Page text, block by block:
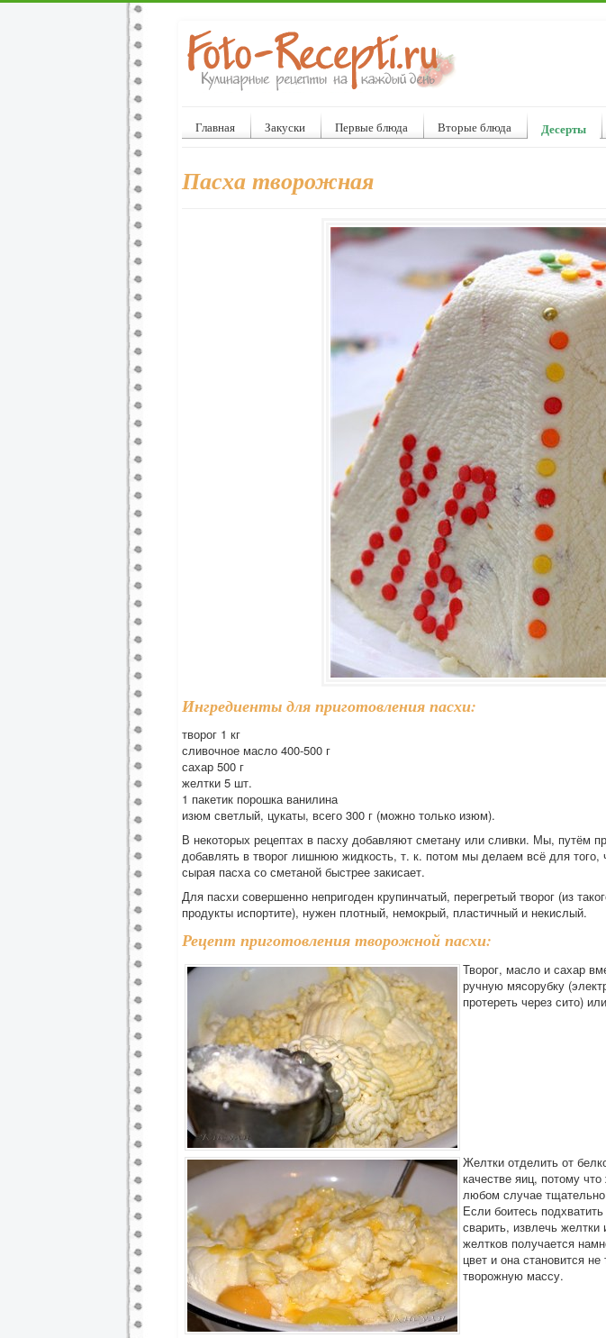
Главная Закуски Первые блюда Вторые блюда Десерты
Пасха творожная
Ингредиенты для приготовления пасхи:
творог 1 кг
сливочное масло 400-500 г
сахар 500 г
желтки 5 шт.
1 пакетик порошка ванилина
изюм светлый, цукаты, всего 300 г (можно только изюм).
В некоторых рецептах в пасху добавляют сметану или сливки. Мы, путём
добавлять в творог лишнюю жидкость, т. к. потом мы делаем всё для того,
сырая пасха со сметаной быстрее закисает.
Для пасхи совершенно непригоден крупинчатый, перегретый творог (из
продукты испортите), нужен плотный, немокрый, пластичный и некислый.
Рецепт приготовления творожной пасхи:
Творог, масло и сахар
ручную мясорубку
протереть через сито)
Желтки отделить от
качестве яиц, потому
любом случае
Если боитесь
сварить, извлечь
желтков получается
цвет и она становится
творожную массу.